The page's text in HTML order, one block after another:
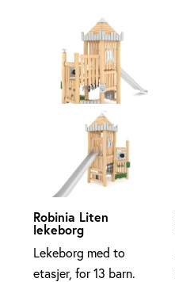
Robinia Liten
lekeborg
Lekeborg med to
etasjer, for 13 barn.